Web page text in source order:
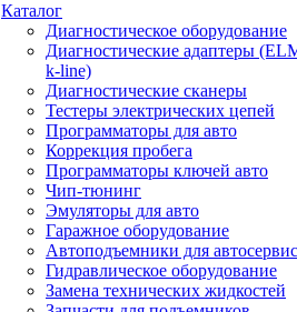
Каталог
Диагностическое оборудование
Диагностические адаптеры
k-line)
Диагностические сканеры
Тестеры электрических цепей
Программаторы для авто
Коррекция пробега
Программаторы ключей авто
Чип-тюнинг
Эмуляторы для авто
Гаражное оборудование
Автоподъемники для
Гидравлическое оборудование
Замена технических жидкостей